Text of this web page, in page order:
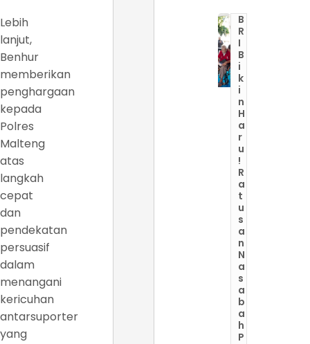
Lebih
lanjut,
Benhur
memberikan
penghargaan
kepada
Polres
Malteng
atas
langkah
cepat
dan
pendekatan
persuasif
dalam
menangani
kericuhan
antarsuporter
yang
B
R
I
B
i
k
i
n
H
a
r
u
!
R
a
t
u
s
a
n
N
a
s
a
b
a
h
P